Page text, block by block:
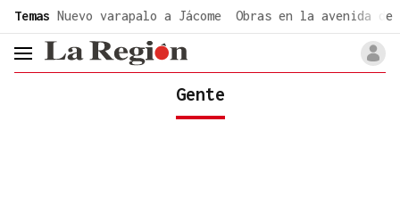
Temas Nuevo varapalo a Jácome Obras en la avenida de
header.menu.open
Gente